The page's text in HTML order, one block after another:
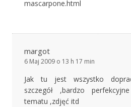
mascarpone.html
margot
6 Maj 2009 o 13 h 17 min
Jak tu jest wszystko
szczegół ,bardzo
tematu ,zdjęć itd